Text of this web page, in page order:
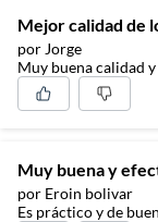
Mejor calidad de
por Jorge
Muy buena calidad
Muy buena y
por Eroin bolivar
Es práctico y de